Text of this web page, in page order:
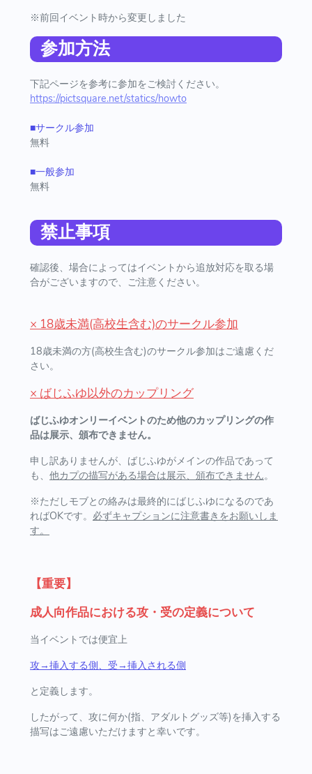
※前回イベント時から変更しました
参加方法
下記ページを参考に参加をご検討ください。
https://pictsquare.net/statics/howto
■サークル参加
無料
■一般参加
無料
禁止事項
確認後、場合によってはイベントから追放対応を取る場
合がございますので、ご注意ください。
× 18歳未満(高校生含む)のサークル参加
18歳未満の方(高校生含む)のサークル参加はご遠慮くだ
さい。
× ばじふゆ以外のカップリング
ばじふゆオンリーイベントのため他のカップリングの作
品は展示、頒布できません。
申し訳ありませんが、ばじふゆがメインの作品であって
も、 他カプの描写がある場合は展示、頒布できません。
※ただしモブとの絡みは最終的にばじふゆになるのであ
ればOKです。 必ずキャプションに注意書きをお願いしま
す。
【重要】
成人向作品における攻・受の定義について
当イベントでは便宜上
攻→挿入する側、受→挿入される側
と定義します。
したがって、攻に何か(指、アダルトグッズ等)を挿入する
描写はご遠慮いただけますと幸いです。